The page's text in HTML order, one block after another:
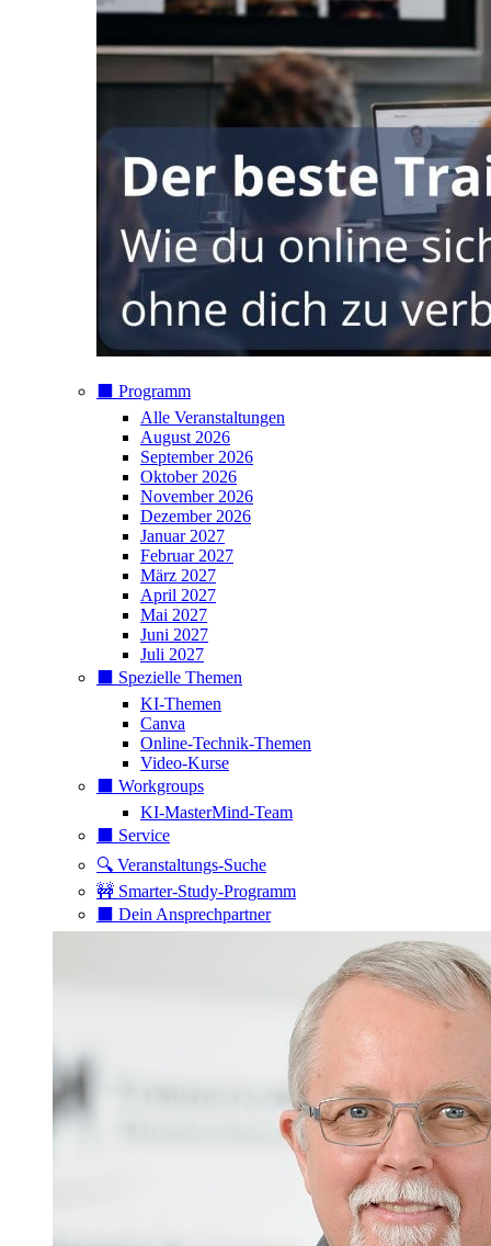
⬛️ Programm
Alle Veranstaltungen
August 2026
September 2026
Oktober 2026
November 2026
Dezember 2026
Januar 2027
Februar 2027
März 2027
April 2027
Mai 2027
Juni 2027
Juli 2027
⬛️ Spezielle Themen
KI-Themen
Canva
Online-Technik-Themen
Video-Kurse
⬛️ Workgroups
KI-MasterMind-Team
⬛️ Service
🔍 Veranstaltungs-Suche
🚧 Smarter-Study-Programm
⬛️ Dein Ansprechpartner